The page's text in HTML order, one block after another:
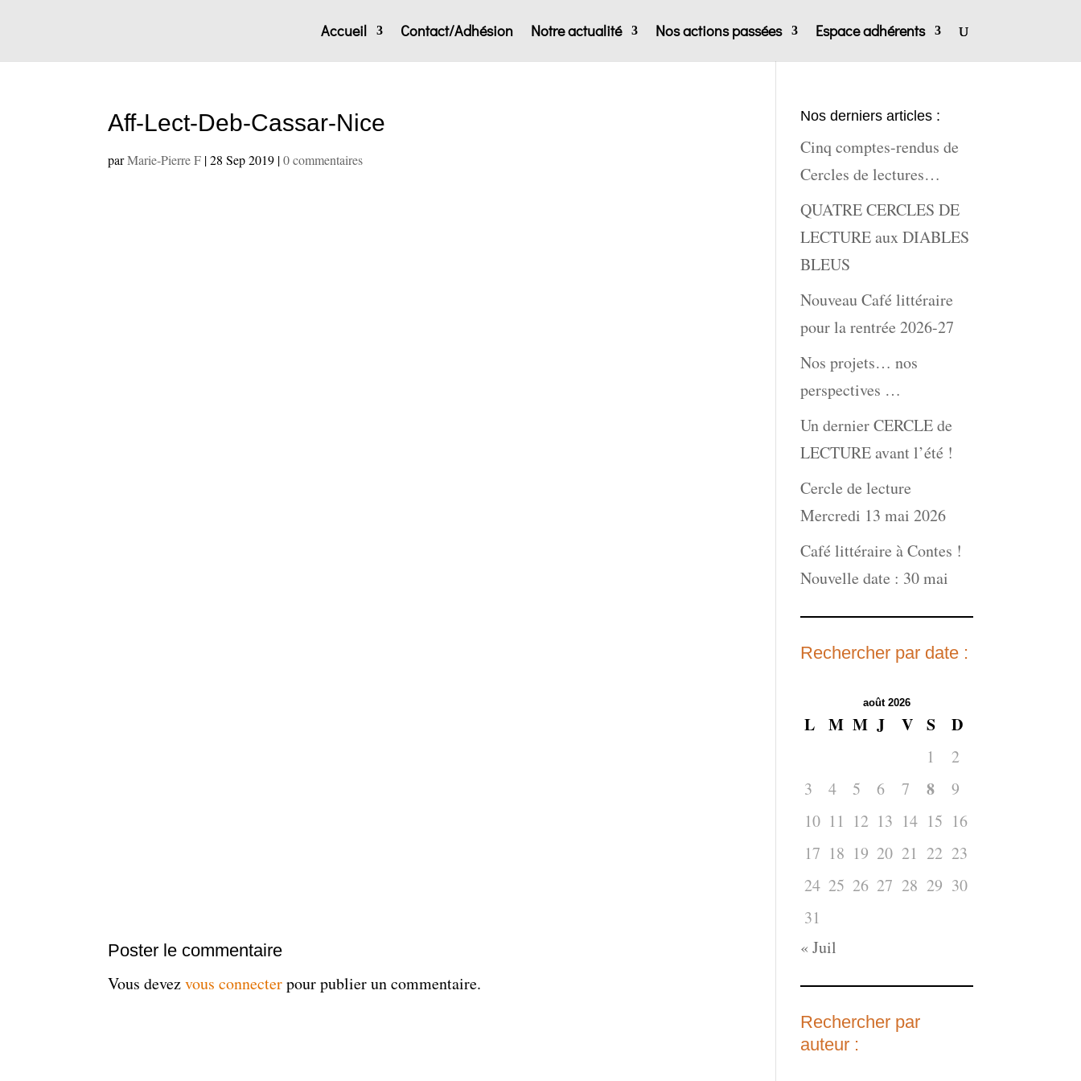
Accueil Contact/Adhésion Notre actualité Nos actions passées Espace adhérents
Aff-Lect-Deb-Cassar-Nice
parMarie-Pierre F |28 Sep 2019 |0 commentaires
Poster le commentaire
Vous devezvous connecterpour publier un commentaire.
Nos derniers articles :
Cinq comptes-rendus de
Cercles de lectures…
QUATRE CERCLES DE
LECTURE aux DIABLES
BLEUS
Nouveau Café littéraire
pour la rentrée 2026-27
Nos projets… nos
perspectives …
Un dernier CERCLE de
LECTURE avant l’été !
Cercle de lecture
Mercredi 13 mai 2026
Café littéraire à Contes !
Nouvelle date : 30 mai
Rechercher par date :
août 2026
L M M J V S D
1
2
3
4 5 6 7 8
9
10 11 12 13 14 15 16
17 18 19 20 21 22 23
24 25 26 27 28 29 30
31
« Juil
Rechercher par
auteur :